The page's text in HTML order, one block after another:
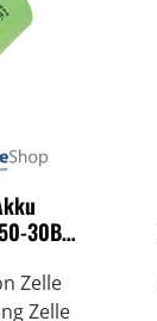
30B
Zelle
Zelle